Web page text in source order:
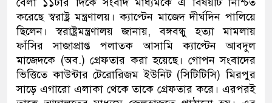
থানা পুলিশ
করেছে স্বরাষ্ট্র মন্ত্রণালয়। ক্যাপ্টেন মাজেদ দীর্ঘদিন পালিয়ে
ছিলেন। স্বরাষ্ট্রমন্ত্রণালয় জানায়, বঙ্গবন্ধু হত্যা মামলায়
ফাঁসির সাজাপ্রাপ্ত পলাতক আসামি ক্যাপ্টেন আবদুল
মাজেদকে (অব.) গ্রেফতার করা হয়েছে। গোপন সংবাদের
ভিত্তিতে কাউন্টার টেরোরিজম ইউনিট (সিটিটিসি) মিরপুর
সাড়ে এগারো এলাকা থেকে তাকে গ্রেফতার করে। এরপরই